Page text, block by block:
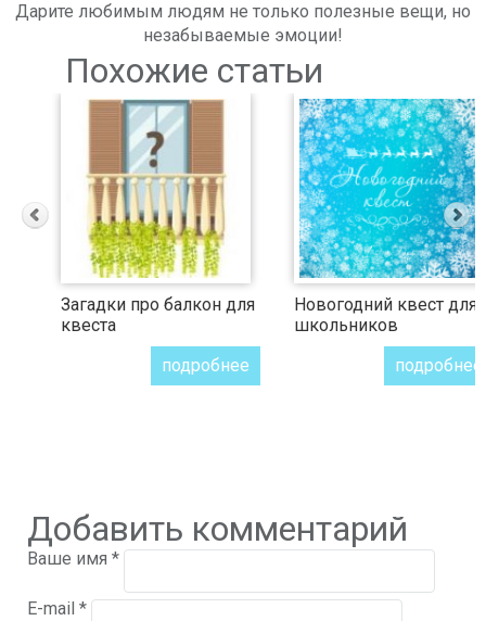
Дарите любимым людям не только полезные вещи, но
незабываемые эмоции!
Похожие статьи
Загадки про балкон для
квеста
подробнее
Новогодний квест для
школьников
подробнее
Добавить комментарий
Ваше имя *
E-mail *